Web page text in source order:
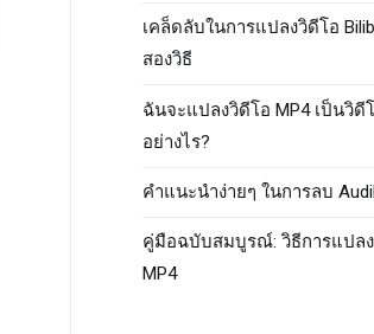
เคล็ดลับในการแปลงวิดีโอ
สองวิธี
ฉันจะแปลงวิดีโอ MP4 เป็นวิดี
อย่างไร?
คำแนะนำง่ายๆ ในการลบ
คู่มือฉบับสมบูรณ์: วิธีการแปลง
MP4